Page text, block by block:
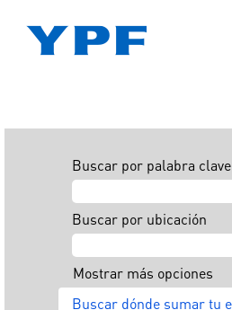
Buscar por palabra clave
Buscar por ubicación
Mostrar más opciones